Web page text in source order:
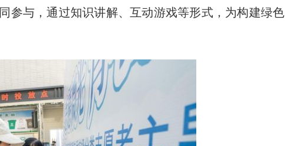
参与，通过知识讲解、互动游戏等形式，为构建绿色